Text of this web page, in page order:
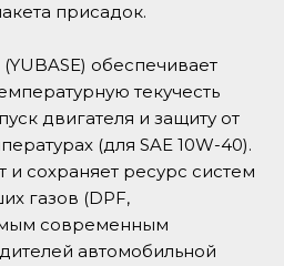
присадок.
обеспечивает
текучесть
двигателя и защиту от
(для SAE 10W-40).
сохраняет ресурс систем
газов (DPF,
современным
автомобильной